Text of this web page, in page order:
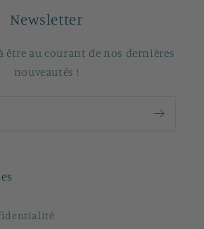
Newsletter
être au courant de nos dernières
nouveautés !